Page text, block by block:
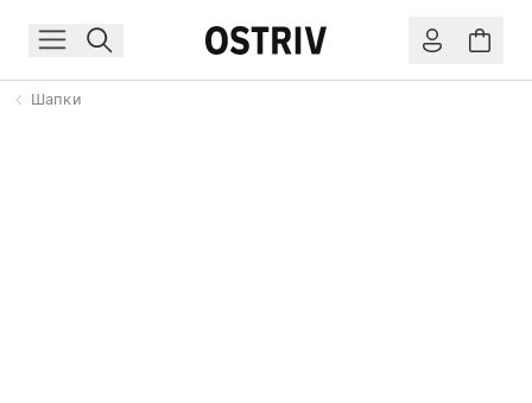
Шапки